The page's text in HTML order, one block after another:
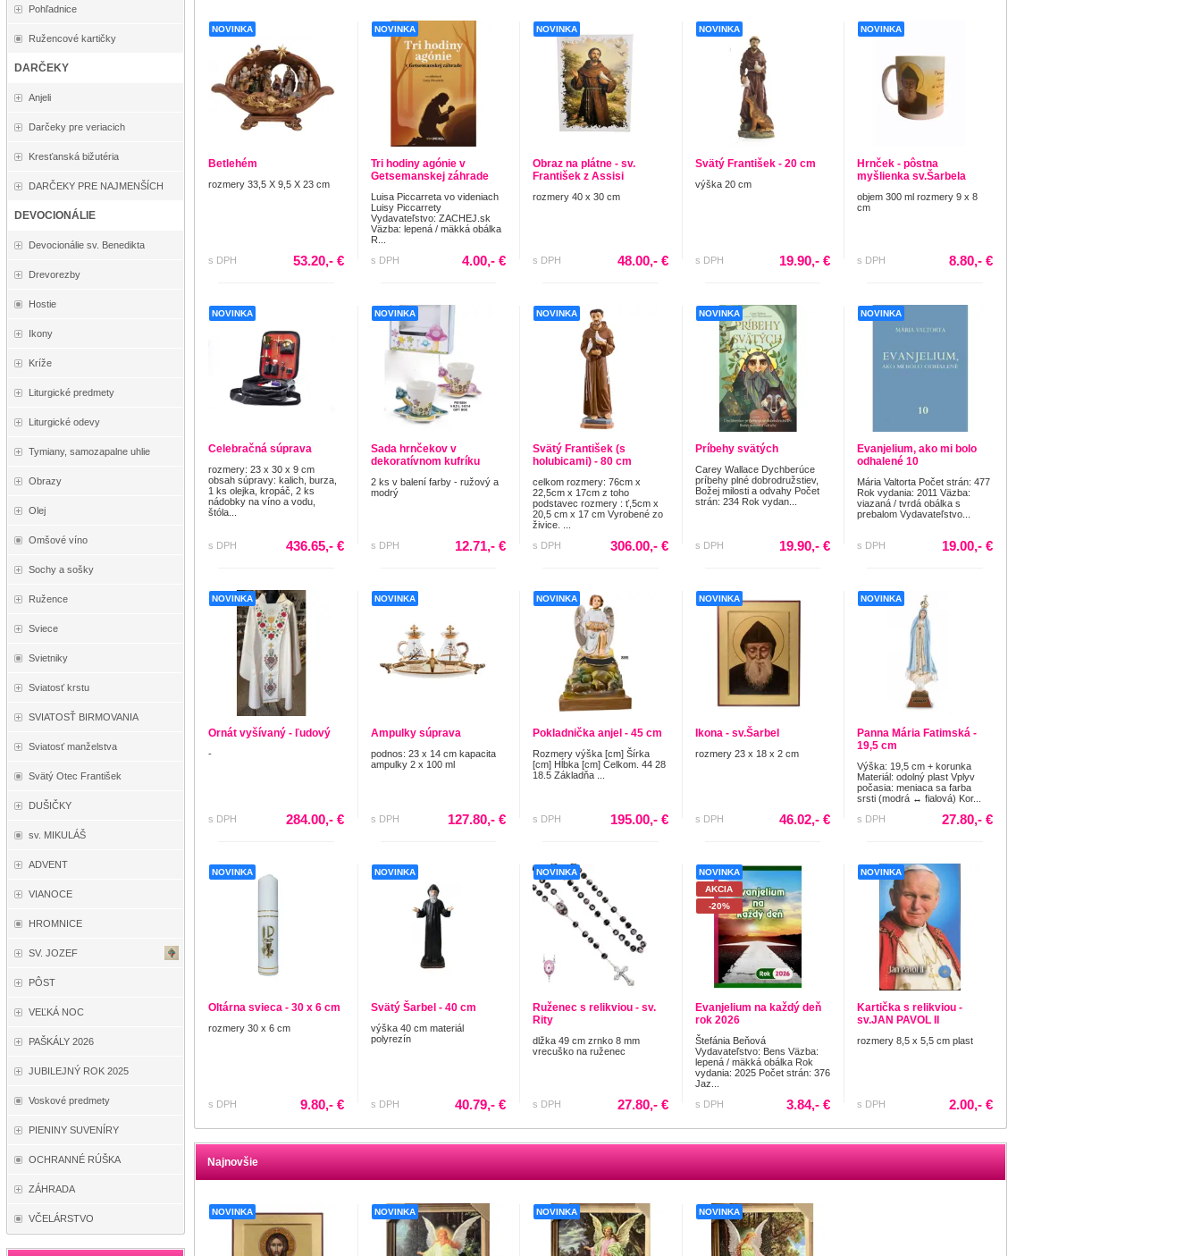
Pohľadnice
Ružencové kartičky
DARČEKY
Anjeli
Darčeky pre veriacich
Kresťanská bižutéria
DARČEKY PRE NAJMENŠÍCH
DEVOCIONÁLIE
Devocionálie sv. Benedikta
Drevorezby
Hostie
Ikony
Kríže
Liturgické predmety
Liturgické odevy
Tymiany, samozapalne uhlie
Obrazy
Olej
Omšové víno
Sochy a sošky
Ružence
Sviece
Svietniky
Sviatosť krstu
SVIATOSŤ BIRMOVANIA
Sviatosť manželstva
Svätý Otec František
DUŠIČKY
sv. MIKULÁŠ
ADVENT
VIANOCE
HROMNICE
SV. JOZEF
PÔST
VEĽKÁ NOC
PAŠKÁLY 2026
JUBILEJNÝ ROK 2025
Voskové predmety
PIENINY SUVENÍRY
OCHRANNÉ RÚŠKA
ZÁHRADA
VČELÁRSTVO
NOVINKA
Betlehém
rozmery 33,5 X 9,5 X 23 cm
s DPH 53.20,- €
NOVINKA
Tri hodiny agónie v
Getsemanskej záhrade
Luisa Piccarreta vo videniach
Luisy Piccarrety
Vydavateľstvo: ZACHEJ.sk
Väzba: lepená / mäkká obálka
R...
s DPH
4.00,- €
NOVINKA
Obraz na plátne - sv.
František z Assisi
rozmery 40 x 30 cm
s DPH 48.00,- €
NOVINKA
Svätý František - 20 cm
výška 20 cm
s DPH 19.90,- €
NOVINKA
Hrnček - pôstna
myšlienka sv.Šarbela
objem 300 ml rozmery 9 x 8
cm
s DPH 8.80,- €
NOVINKA
Celebračná súprava
rozmery: 23 x 30 x 9 cm
obsah súpravy: kalich, burza,
1 ks olejka, kropáč, 2 ks
nádobky na víno a vodu,
štóla...
s DPH 436.65,- €
NOVINKA
Sada hrnčekov v
dekoratívnom kufríku
2 ks v balení farby - ružový a
modrý
s DPH 12.71,- €
NOVINKA
Svätý František (s
holubicami) - 80 cm
celkom rozmery: 76cm x
22,5cm x 17cm z toho
podstavec rozmery : ť,5cm x
20,5 cm x 17 cm Vyrobené zo
živice. ...
s DPH
306.00,- €
NOVINKA
Príbehy svätých
Carey Wallace Dychberúce
príbehy plné dobrodružstiev,
Božej milosti a odvahy Počet
strán: 234 Rok vydan...
s DPH 19.90,- €
NOVINKA
Evanjelium, ako mi bolo
odhalené 10
Mária Valtorta Počet strán: 477
Rok vydania: 2011 Väzba:
viazaná / tvrdá obálka s
prebalom Vydavateľstvo...
s DPH 19.00,- €
NOVINKA
Ornát vyšívaný - ľudový
-
s DPH 284.00,- €
NOVINKA
Ampulky súprava
podnos: 23 x 14 cm kapacita
ampulky 2 x 100 ml
s DPH 127.80,- €
NOVINKA
Pokladnička anjel - 45 cm
Rozmery výška [cm] Šírka
[cm] Hĺbka [cm] Celkom. 44 28
18.5 Základňa ...
s DPH 195.00,- €
NOVINKA
Ikona - sv.Šarbel
rozmery 23 x 18 x 2 cm
s DPH 46.02,- €
NOVINKA
Panna Mária Fatimská -
19,5 cm
Výška: 19,5 cm + korunka
Materiál: odolný plast Vplyv
počasia: meniaca sa farba
srsti (modrá ↔ fialová) Kor...
s DPH
27.80,- €
NOVINKA
Oltárna svieca - 30 x 6 cm
rozmery 30 x 6 cm
s DPH 9.80,- €
NOVINKA
Svätý Šarbel - 40 cm
výška 40 cm materiál
polyrezín
s DPH 40.79,- €
NOVINKA
Ruženec s relikviou - sv.
Rity
dlžka 49 cm zrnko 8 mm
vrecuško na ruženec
s DPH 27.80,- €
NOVINKA
AKCIA
-20%
Evanjelium na každý deň
rok 2026
Štefánia Beňová
Vydavateľstvo: Bens Väzba:
lepená / mäkká obálka Rok
vydania: 2025 Počet strán: 376
Jaz...
s DPH
3.84,- €
NOVINKA
Kartička s relikviou -
sv.JAN PAVOL II
rozmery 8,5 x 5,5 cm plast
s DPH 2.00,- €
Najnovšie
NOVINKA NOVINKA NOVINKA NOVINKA